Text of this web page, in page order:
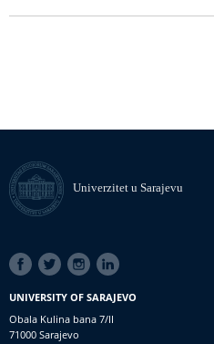
Univerzitet u Sarajevu
SOCIAL
LINKS
UNIVERSITY OF SARAJEVO
Obala Kulina bana 7/II
71000 Sarajevo